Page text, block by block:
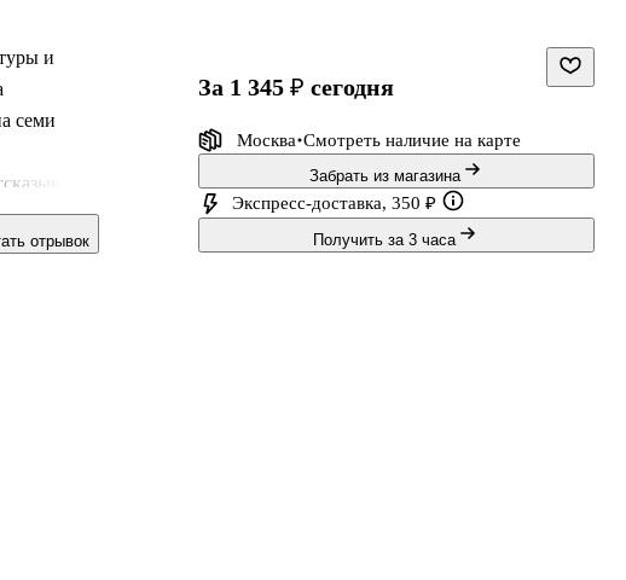
отрывок
и
семи
до
за 1 345 ₽ сегодня
Москва Смотреть наличие на карте
Забрать из магазина
Экспресс-доставка, 350 ₽
Получить за 3 часа